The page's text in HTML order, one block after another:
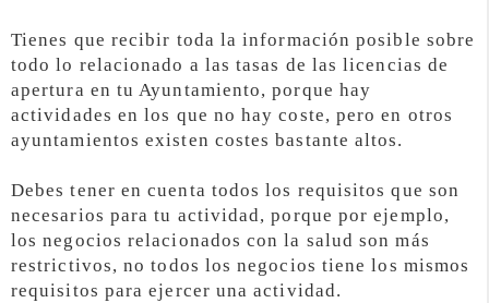
Tienes que recibir toda la información posible sobre
todo lo relacionado a las tasas de las licencias de
apertura en tu Ayuntamiento, porque hay
actividades en los que no hay coste, pero en otros
ayuntamientos existen costes bastante altos.
Debes tener en cuenta todos los requisitos que son
necesarios para tu actividad, porque por ejemplo,
los negocios relacionados con la salud son más
restrictivos, no todos los negocios tiene los mismos
requisitos para ejercer una actividad.